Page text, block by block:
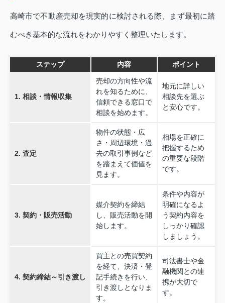
高崎市で不動産売却を現実的に検討される際、まず最初に踏
むべき基本的な流れをわかりやすく整理いたします。
ステップ 内容 ポイント
1. 相談・情報収集
売却の方向性や流
れを知るために、
信頼できる窓口で
相談を始めます。
地元に詳しい
相談先を選ぶ
と安心です。
2. 査定
物件の状態・広
さ・周辺環境・過
去の取引事例など
を踏まえて価値を
見ます。
相場を正確に
把握するため
の重要な段階
です。
3. 契約・販売活動
媒介契約を締結
し、販売活動を開
始します。
条件や内容が
明確になるよ
う契約内容を
しっかり確認
しましょう。
4. 契約締結～引き渡し
買主との売買契約
を経て、決済・登
記手続きを行い、
引き渡しとなりま
す。
司法書士や金
融機関との連
携が大切で
す。